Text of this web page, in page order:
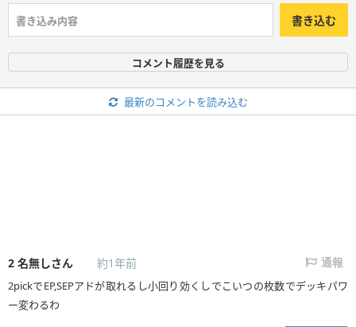
書き込む
コメント履歴を見る
最新のコメントを読み込む
2 名無しさん 約1年前 通報
2pickでEP,SEPアドが取れるし小回り効くしでこいつの枚数でデッキパワ
ー変わるわ